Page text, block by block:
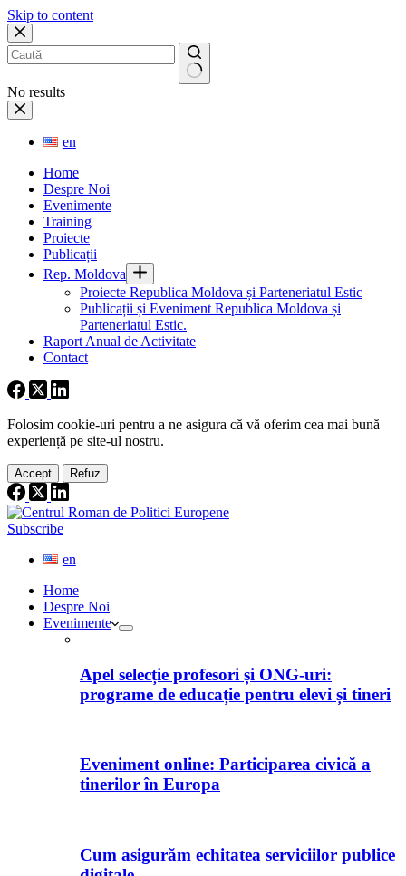
Skip to content
No results
en
Home
Despre Noi
Evenimente
Training
Proiecte
Publicații
Rep. Moldova
Proiecte Republica Moldova și Parteneriatul Estic
Publicații și Eveniment Republica Moldova și
Parteneriatul Estic.
Raport Anual de Activitate
Contact
Folosim cookie-uri pentru a ne asigura că vă oferim cea mai bună
experiență pe site-ul nostru.
Accept Refuz
Subscribe
en
Home
Despre Noi
Evenimente
Apel selecție profesori și ONG-uri:
programe de educație pentru elevi și tineri
Eveniment online: Participarea civică a
tinerilor în Europa
Cum asigurăm echitatea serviciilor publice